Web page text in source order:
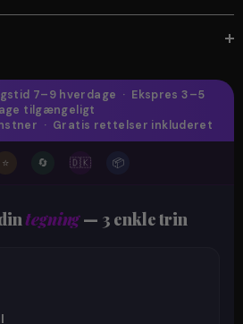
7–9 hverdage · Ekspres 3–5
tilgængeligt
· Gratis rettelser inkluderet
⭐ 🔄 🇩🇰 📦
tegning— 3 enkle trin